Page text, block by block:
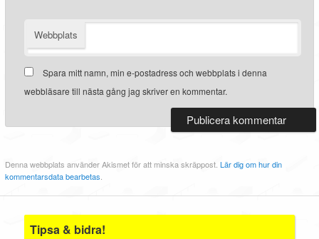
Webbplats
Spara mitt namn, min e-postadress och webbplats i denna
webbläsare till nästa gång jag skriver en kommentar.
Denna webbplats använder Akismet för att minska skräppost.Lär dig om hur din
kommentarsdata bearbetas.
Tipsa & bidra!